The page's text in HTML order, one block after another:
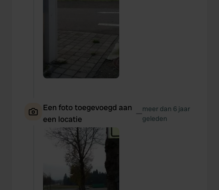
Een foto toegevoegd aan
een locatie
—meer dan 6 jaar
geleden